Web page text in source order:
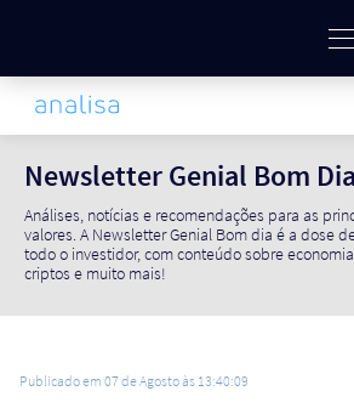
Newsletter Genial Bom Dia
Análises, notícias e recomendações para as
valores. A Newsletter Genial Bom dia é a dose
todo o investidor, com conteúdo sobre
criptos e muito mais!
Publicado em 07 de Agosto às 13:40:09